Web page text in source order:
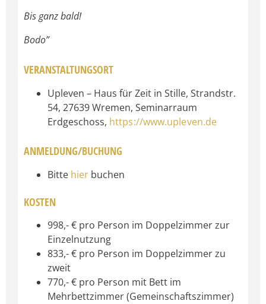
Bis ganz bald!
Bodo”
VERANSTALTUNGSORT
Upleven – Haus für Zeit in Stille, Strandstr.
54, 27639 Wremen, Seminarraum
Erdgeschoss, https://www.upleven.de
ANMELDUNG/BUCHUNG
Bitte hier buchen
KOSTEN
998,- € pro Person im Doppelzimmer zur
Einzelnutzung
833,- € pro Person im Doppelzimmer zu
zweit
770,- € pro Person mit Bett im
Mehrbettzimmer (Gemeinschaftszimmer)